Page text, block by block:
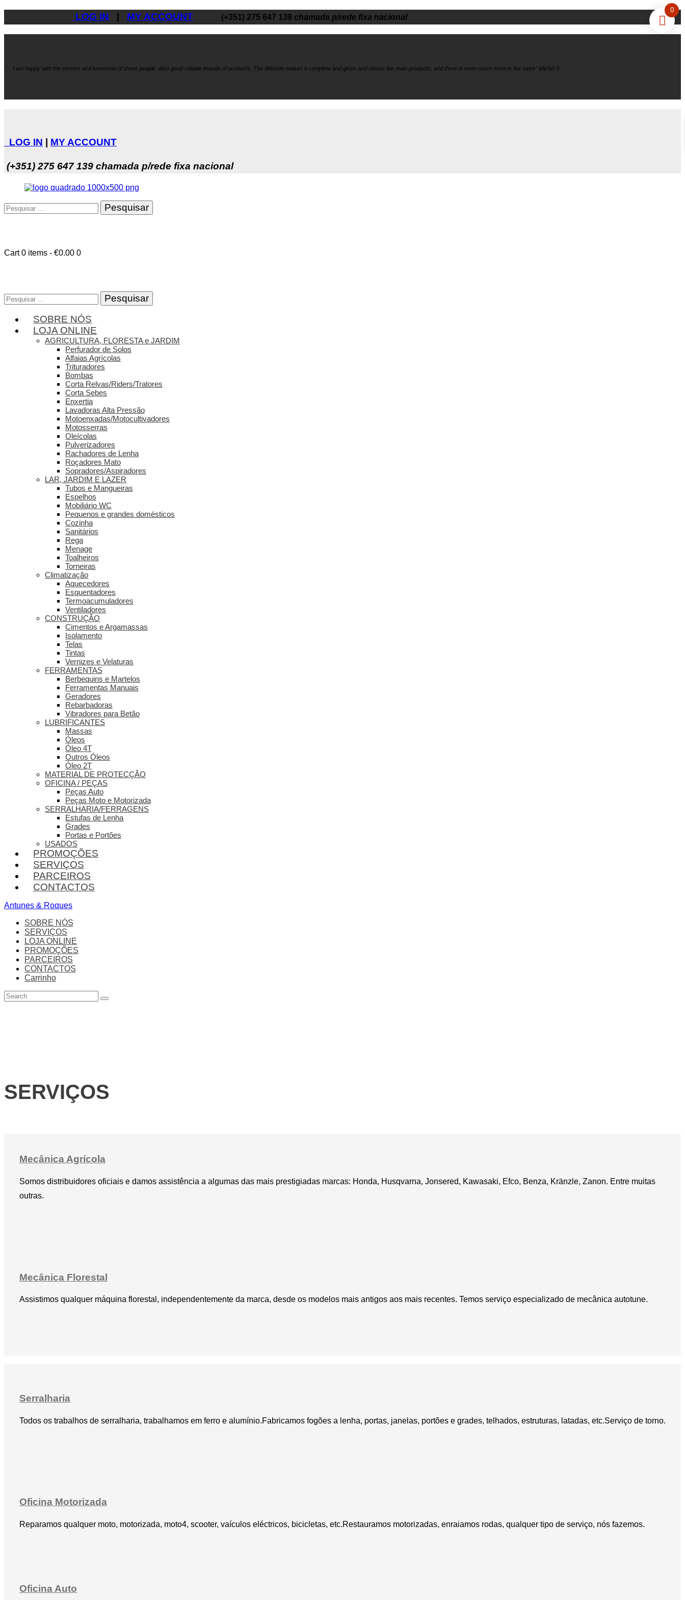
LOG IN MY ACCOUNT (+351) 275 647 139 chamada p/rede fixa nacional
".. I am happy with the service and knowhow of these people. Also good reliable brands of products. The Website makes it complete and gives and shows the main products, and there is even much more in the store" Michël S
LOG IN MY ACCOUNT
(+351) 275 647 139 chamada p/rede fixa nacional
Pesquisar
por:
Cart 0 items - €0.00 0
Pesquisar
por:
SOBRE NÓS
LOJA ONLINE
AGRICULTURA, FLORESTA e JARDIM
Perfurador de Solos
Alfaias Agrícolas
Trituradores
Bombas
Corta Relvas/Riders/Tratores
Corta Sebes
Enxertia
Lavadoras Alta Pressão
Motoenxadas/Motocultivadores
Motosserras
Oleícolas
Pulverizadores
Rachadores de Lenha
Roçadores Mato
Sopradores/Aspiradores
LAR, JARDIM E LAZER
Tubos e Mangueiras
Espelhos
Mobiliário WC
Pequenos e grandes domésticos
Cozinha
Sanitários
Rega
Menage
Toalheiros
Torneiras
Climatização
Aquecedores
Esquentadores
Termoacumuladores
Ventiladores
CONSTRUÇÃO
Cimentos e Argamassas
Isolamento
Telas
Tintas
Vernizes e Velaturas
FERRAMENTAS
Berbequins e Martelos
Ferramentas Manuais
Geradores
Rebarbadoras
Vibradores para Betão
LUBRIFICANTES
Massas
Óleos
Óleo 4T
Outros Óleos
Óleo 2T
MATERIAL DE PROTECÇÃO
OFICINA / PEÇAS
Peças Auto
Peças Moto e Motorizada
SERRALHARIA/FERRAGENS
Estufas de Lenha
Grades
Portas e Portões
USADOS
PROMOÇÕES
SERVIÇOS
PARCEIROS
CONTACTOS
Antunes & Roques
SOBRE NÓS
SERVIÇOS
LOJA ONLINE
PROMOÇÕES
PARCEIROS
CONTACTOS
Carrinho
SERVIÇOS
Mecânica Agrícola
Somos distribuidores oficiais e damos assistência a algumas das mais prestigiadas marcas: Honda, Husqvarna, Jonsered, Kawasaki, Efco, Benza, Kränzle, Zanon. Entre muitas
outras.
Mecânica Florestal
Assistimos qualquer máquina florestal, independentemente da marca, desde os modelos mais antigos aos mais recentes. Temos serviço especializado de mecânica autotune.
Serralharia
Todos os trabalhos de serralharia, trabalhamos em ferro e alumínio.Fabricamos fogões a lenha, portas, janelas, portões e grades, telhados, estruturas, latadas, etc.Serviço de torno.
Oficina Motorizada
Reparamos qualquer moto, motorizada, moto4, scooter, vaículos eléctricos, bicicletas, etc.Restauramos motorizadas, enraiamos rodas, qualquer tipo de serviço, nós fazemos.
Oficina Auto
0